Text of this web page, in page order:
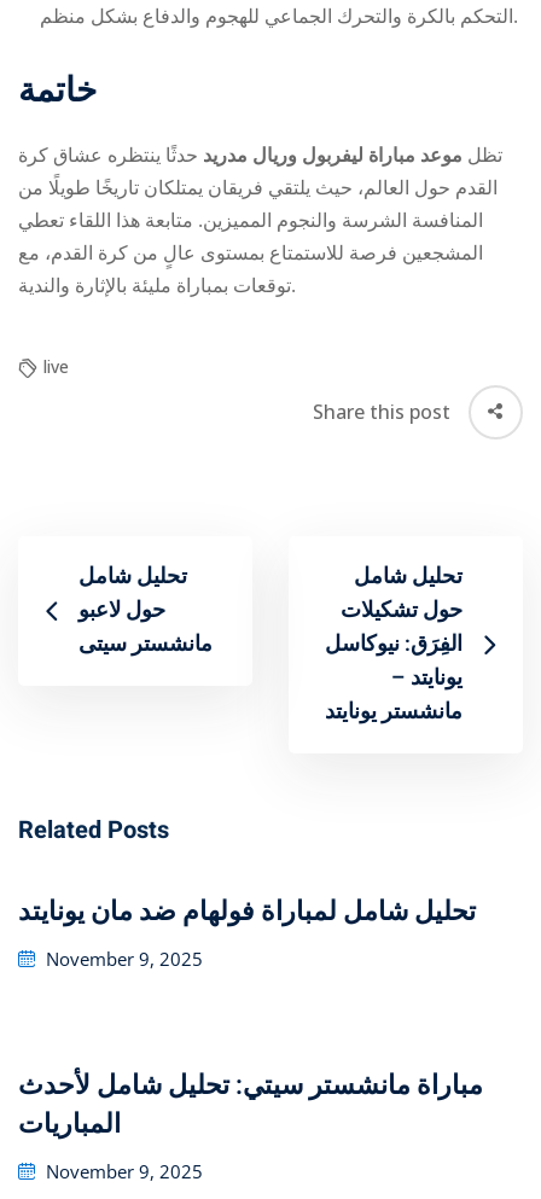
التحكم بالكرة والتحرك الجماعي للهجوم والدفاع بشكل منظم.
خاتمة
تظل موعد مباراة ليفربول وريال مدريد حدثًا ينتظره عشاق كرة
القدم حول العالم، حيث يلتقي فريقان يمتلكان تاريخًا طويلًا من
المنافسة الشرسة والنجوم المميزين. متابعة هذا اللقاء تعطي
المشجعين فرصة للاستمتاع بمستوى عالٍ من كرة القدم، مع
توقعات بمباراة مليئة بالإثارة والندية.
live
Share this post
تحليل شامل
حول لاعبو
‎مانشستر سيتى
تحليل شامل
حول تشكيلات
الفِرَق: نيوكاسل
يونايتد –
مانشستر يونايتد
Related Posts
تحليل شامل لمباراة فولهام ضد مان يونايتد
Posted
November 9, 2025
مباراة مانشستر سيتي: تحليل شامل لأحدث
المباريات
Posted
November 9, 2025